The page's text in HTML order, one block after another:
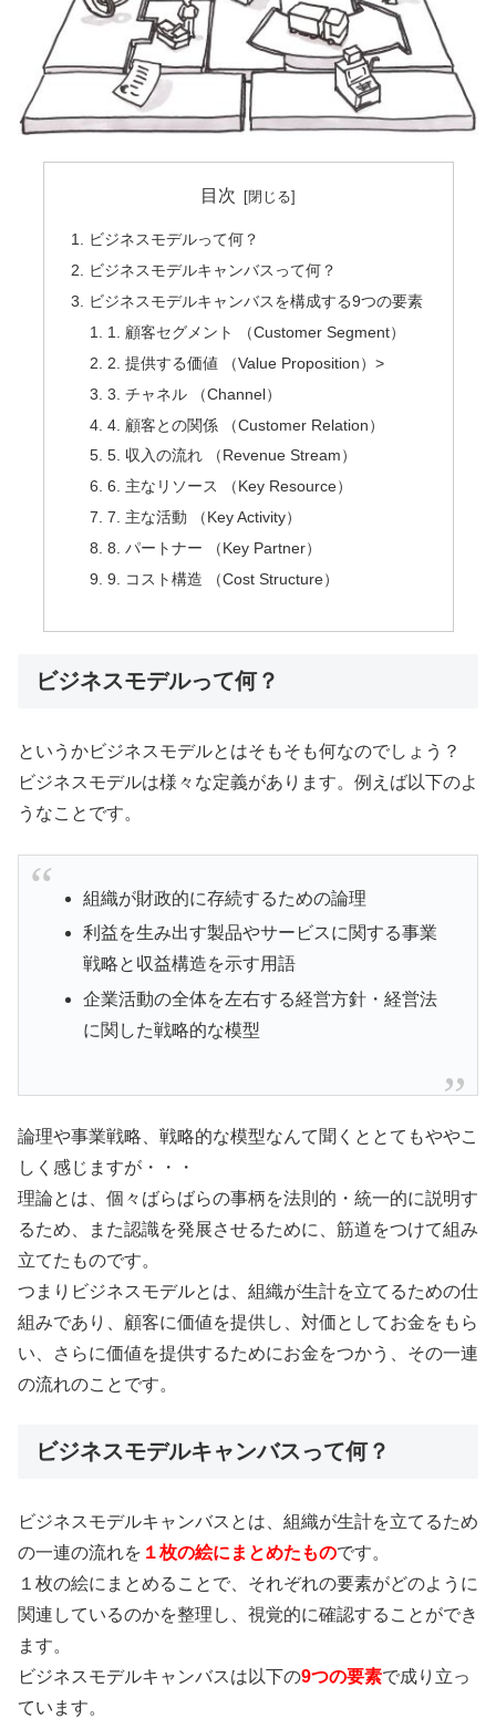
目次
ビジネスモデルって何？
ビジネスモデルキャンバスって何？
ビジネスモデルキャンバスを構成する9つの要素
1. 顧客セグメント （Customer Segment）
2. 提供する価値 （Value Proposition）>
3. チャネル （Channel）
4. 顧客との関係 （Customer Relation）
5. 収入の流れ （Revenue Stream）
6. 主なリソース （Key Resource）
7. 主な活動 （Key Activity）
8. パートナー （Key Partner）
9. コスト構造 （Cost Structure）
ビジネスモデルって何？
というかビジネスモデルとはそもそも何なのでしょう？
ビジネスモデルは様々な定義があります。例えば以下のよ
うなことです。
組織が財政的に存続するための論理
利益を生み出す製品やサービスに関する事業
戦略と収益構造を示す用語
企業活動の全体を左右する経営方針・経営法
に関した戦略的な模型
論理や事業戦略、戦略的な模型なんて聞くととてもややこ
しく感じますが・・・
理論とは、個々ばらばらの事柄を法則的・統一的に説明す
るため、また認識を発展させるために、筋道をつけて組み
立てたものです。
つまりビジネスモデルとは、組織が生計を立てるための仕
組みであり、顧客に価値を提供し、対価としてお金をもら
い、さらに価値を提供するためにお金をつかう、その一連
の流れのことです。
ビジネスモデルキャンバスって何？
ビジネスモデルキャンバスとは、組織が生計を立てるため
の一連の流れを １枚の絵にまとめたものです。
１枚の絵にまとめることで、それぞれの要素がどのように
関連しているのかを整理し、視覚的に確認することができ
ます。
ビジネスモデルキャンバスは以下の9つの要素で成り立っ
ています。